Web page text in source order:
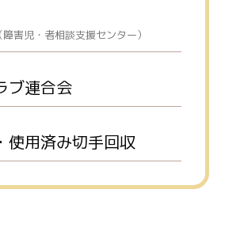
（障害児・者相談支援センター）
ブ連合会
使用済み切手回収